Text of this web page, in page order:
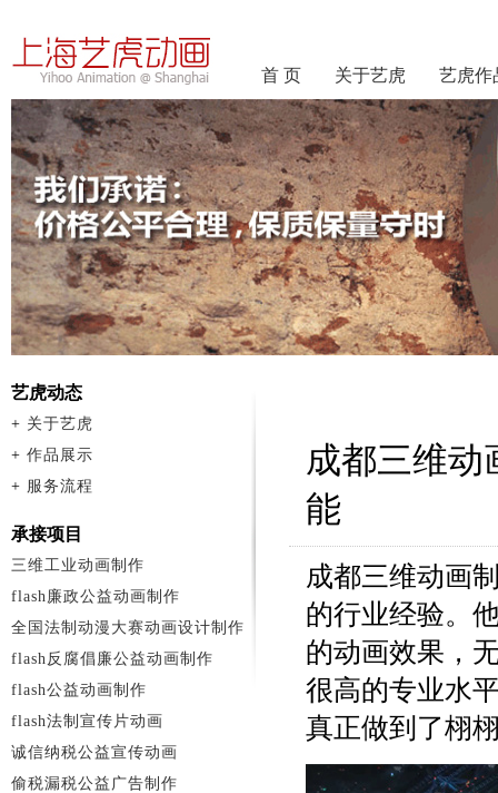
首 页 关于艺虎 艺虎作
成都三维动
能
成都三维动画
的行业经验。
的动画效果，
很高的专业水
真正做到了栩
艺虎动态
+ 关于艺虎
+ 作品展示
+ 服务流程
承接项目
三维工业动画制作
flash廉政公益动画制作
全国法制动漫大赛动画设计制作
flash反腐倡廉公益动画制作
flash公益动画制作
flash法制宣传片动画
诚信纳税公益宣传动画
偷税漏税公益广告制作